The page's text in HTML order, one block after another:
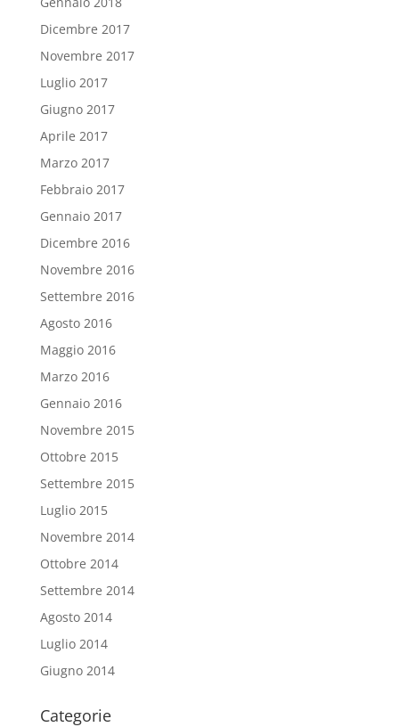
Dicembre 2017
Novembre 2017
Luglio 2017
Giugno 2017
Aprile 2017
Marzo 2017
Febbraio 2017
Gennaio 2017
Dicembre 2016
Novembre 2016
Settembre 2016
Agosto 2016
Maggio 2016
Marzo 2016
Gennaio 2016
Novembre 2015
Ottobre 2015
Settembre 2015
Luglio 2015
Novembre 2014
Ottobre 2014
Settembre 2014
Agosto 2014
Luglio 2014
Giugno 2014
Categorie